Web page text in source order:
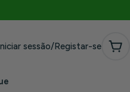
sessão/Registar-se